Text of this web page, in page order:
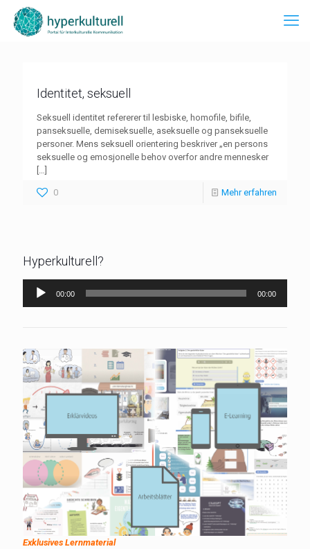
Identitet, seksuell
Seksuell identitet refererer til lesbiske, homofile, bifile,
panseksuelle, demiseksuelle, aseksuelle og panseksuelle
personer. Mens seksuell orientering beskriver „en persons
seksuelle og emosjonelle behov overfor andre mennesker
[…]
0 Mehr erfahren
Hyperkulturell?
Audio-
Player
00:00 00:00
Exklusives Lernmaterial